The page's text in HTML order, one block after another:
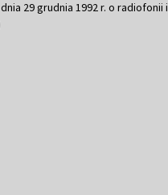
29 grudnia 1992 r. o radiofonii i